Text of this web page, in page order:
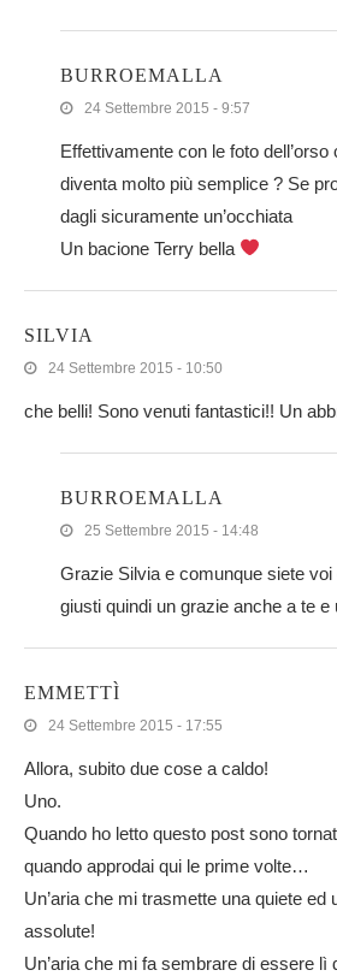
BURROEMALLA
24 Settembre 2015 - 9:57
Effettivamente con le foto dell’orso
diventa molto più semplice ? Se
dagli sicuramente un’occhiata
Un bacione Terry bella
SILVIA
24 Settembre 2015 - 10:50
che belli! Sono venuti fantastici!! Un
BURROEMALLA
25 Settembre 2015 - 14:48
Grazie Silvia e comunque siete
giusti quindi un grazie anche a te e
EMMETTÌ
24 Settembre 2015 - 17:55
Allora, subito due cose a caldo!
Uno.
Quando ho letto questo post sono
quando approdai qui le prime volte…
Un’aria che mi trasmette una quiete ed
assolute!
Un’aria che mi fa sembrare di essere lì